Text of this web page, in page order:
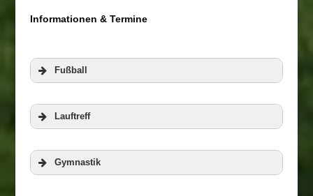
Informationen & Termine
Fußball
Lauftreff
Gymnastik